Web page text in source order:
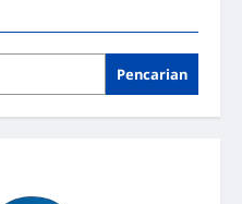
Pencarian